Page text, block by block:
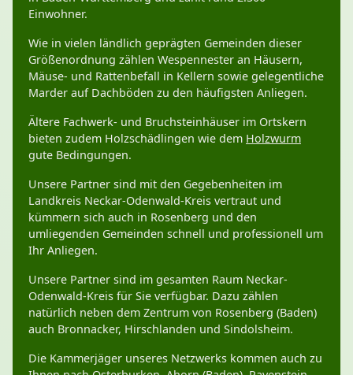
Einwohner.
Wie in vielen ländlich geprägten Gemeinden dieser
Größenordnung zählen Wespennester an Häusern,
Mäuse- und Rattenbefall in Kellern sowie gelegentliche
Marder auf Dachböden zu den häufigsten Anliegen.
Ältere Fachwerk- und Bruchsteinhäuser im Ortskern
bieten zudem Holzschädlingen wie dem Holzwurm
gute Bedingungen.
Unsere Partner sind mit den Gegebenheiten im
Landkreis Neckar-Odenwald-Kreis vertraut und
kümmern sich auch in Rosenberg und den
umliegenden Gemeinden schnell und professionell um
Ihr Anliegen.
Unsere Partner sind im gesamten Raum Neckar-
Odenwald-Kreis für Sie verfügbar. Dazu zählen
natürlich neben dem Zentrum von Rosenberg (Baden)
auch Bronnacker, Hirschlanden und Sindolsheim.
Die Kammerjäger unseres Netzwerks kommen auch zu